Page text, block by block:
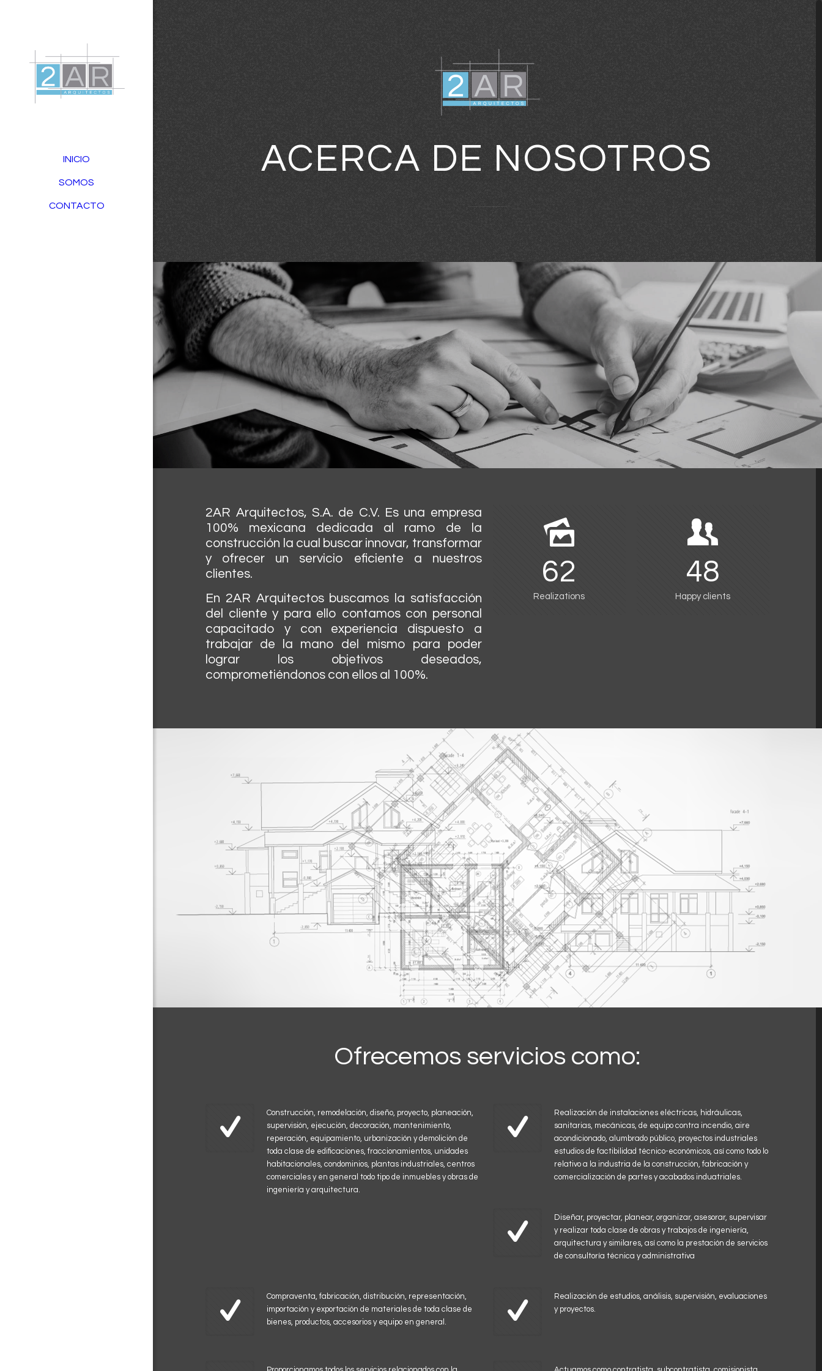
INICIO
SOMOS
CONTACTO
ACERCA DE NOSOTROS
2AR Arquitectos, S.A. de C.V. Es una empresa
100% mexicana dedicada al ramo de la
construcción la cual buscar innovar, transformar
y ofrecer un servicio eficiente a nuestros
clientes.
En 2AR Arquitectos buscamos la satisfacción
del cliente y para ello contamos con personal
capacitado y con experiencia dispuesto a
trabajar de la mano del mismo para poder
lograr los objetivos deseados,
comprometiéndonos con ellos al 100%.
62
Realizations
48
Happy clients
Ofrecemos servicios como:
Construcción, remodelación, diseño, proyecto, planeación,
supervisión, ejecución, decoración, mantenimiento,
reperación, equipamiento, urbanización y demolición de
toda clase de edificaciones, fraccionamientos, unidades
habitacionales, condominios, plantas industriales, centros
comerciales y en general todo tipo de inmuebles y obras de
ingeniería y arquitectura.
Realización de instalaciones eléctricas, hidráulicas,
sanitarias, mecánicas, de equipo contra incendio, aire
acondicionado, alumbrado público, proyectos industriales
estudios de factibilidad técnico-económicos, así como todo lo
relativo a la industria de la construcción, fabricación y
comercialización de partes y acabados induatriales.
Diseñar, proyectar, planear, organizar, asesorar, supervisar
y realizar toda clase de obras y trabajos de ingeniería,
arquitectura y similares, así como la prestación de servicios
de consultoría técnica y administrativa
Compraventa, fabricación, distribución, representación,
importación y exportación de materiales de toda clase de
bienes, productos, accesorios y equipo en general.
Realización de estudios, análisis, supervisión, evaluaciones
y proyectos.